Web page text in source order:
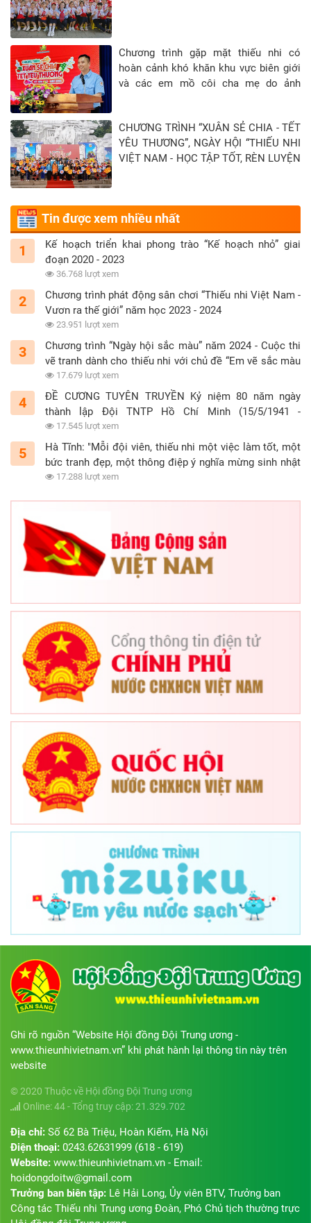
Chương trình gặp mặt thiếu nhi có
hoàn cảnh khó khăn khu vực biên giới
và các em mồ côi cha mẹ do ảnh
chia - Tết yêu thương” năm 2026
CHƯƠNG TRÌNH “XUÂN SẺ CHIA - TẾT
YÊU THƯƠNG”, NGÀY HỘI “THIẾU NHI
VIỆT NAM - HỌC TẬP TỐT, RÈN LUYỆN
Tin được xem nhiều nhất
1
Kế hoạch triển khai phong trào “Kế hoạch nhỏ” giai
đoạn 2020 - 2023
36.768 lượt xem
2
Chương trình phát động sân chơi “Thiếu nhi Việt Nam -
Vươn ra thế giới” năm học 2023 - 2024
23.951 lượt xem
3
Chương trình “Ngày hội sắc màu” năm 2024 - Cuộc thi
vẽ tranh dành cho thiếu nhi với chủ đề “Em vẽ sắc màu
tình nguyện”
17.679 lượt xem
4
ĐỀ CƯƠNG TUYÊN TRUYỀN Kỷ niệm 80 năm ngày
thành lập Đội TNTP Hồ Chí Minh (15/5/1941 -
15/5/2021)
17.545 lượt xem
5
Hà Tĩnh: "Mỗi đội viên, thiếu nhi một việc làm tốt, một
bức tranh đẹp, một thông điệp ý nghĩa mừng sinh nhật
Đội"17.288 lượt xem
Ghi rõ nguồn “Website Hội đồng Đội Trung ương -
www.thieunhivietnam.vn” khi phát hành lại thông tin này trên
website
© 2020 Thuộc về Hội đồng Đội Trung ương
Online: 44 - Tổng truy cập: 21.329.702
Địa chỉ: Số 62 Bà Triệu, Hoàn Kiếm, Hà Nội
Điện thoại: 0243.62631999 (618 - 619)
Website: www.thieunhivietnam.vn - Email:
hoidongdoitw@gmail.com
Trưởng ban biên tập: Lê Hải Long, Ủy viên BTV, Trưởng ban
Công tác Thiếu nhi Trung ương Đoàn, Phó Chủ tịch thường trực